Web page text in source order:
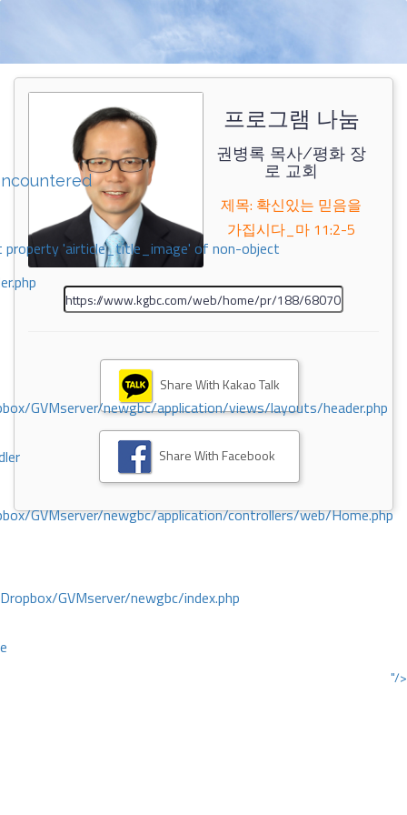
property 'airticle_title_image' of non-object
GVMserver/newgbc/application/views/layouts/header.php
GVMserver/newgbc/application/controllers/web/Home.php
GVMserver/newgbc/index.php
"/>
프로그램 나눔
권병록 목사/평화 장
로 교회
제목: 확신있는 믿음을
가집시다_마 11:2-5
Share With Kakao Talk
Share With Facebook